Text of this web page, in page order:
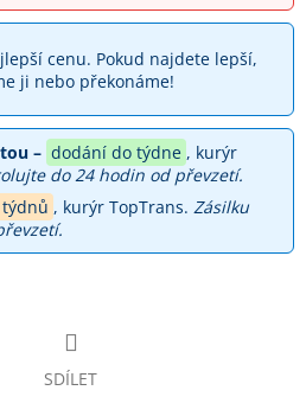
cenu. Pokud najdete lepší,
ji nebo překonáme!
– dodání do týdne , kurýr
do 24 hodin od převzetí.
, kurýr TopTrans. Zásilku
SDÍLET